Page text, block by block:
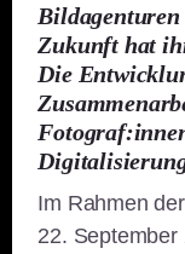
Zukunft hat
Die
Im Rahmen
22. September